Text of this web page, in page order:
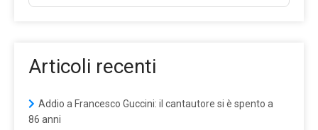
Articoli recenti
Addio a Francesco Guccini: il cantautore si è spento a
86 anni